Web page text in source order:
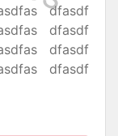
dfasdf
dfasdf
dfasdf
dfasdf